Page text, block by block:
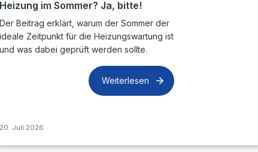
Heizung im Sommer? Ja, bitte!
Der Beitrag erklärt, warum der Sommer der
ideale Zeitpunkt für die Heizungswartung ist
und was dabei geprüft werden sollte.
20. Juli 2026
Weiterlesen